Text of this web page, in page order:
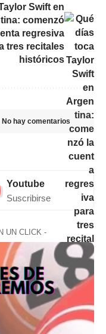
Swift en
comenzó
regresiva
tres recitales
históricos
No hay comentarios
Youtube
Suscribirse
UN CLICK -